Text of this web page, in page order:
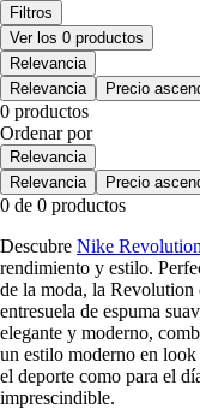
Filtros
Ver los 0 productos
Relevancia
Relevancia
Precio
0 productos
Ordenar por
Relevancia
Relevancia
Precio
0 de 0 productos
Descubre Nike Revolution
rendimiento y estilo.
de la moda, la Revolution
entresuela de espuma
elegante y moderno,
un estilo moderno en
el deporte como para el
imprescindible.